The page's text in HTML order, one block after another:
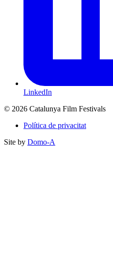
LinkedIn
© 2026 Catalunya Film Festivals
Política de privacitat
Site by Domo-A